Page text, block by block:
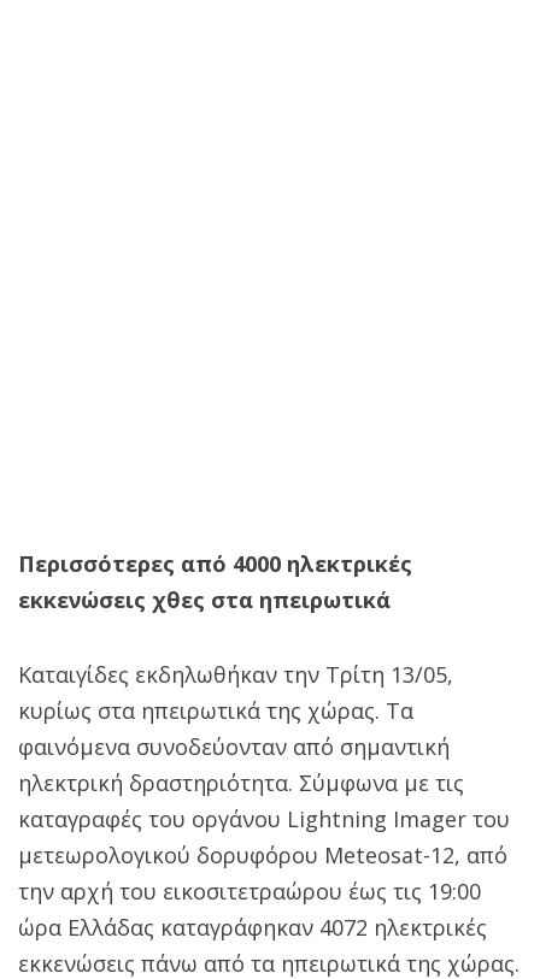
Περισσότερες από 4000 ηλεκτρικές
εκκενώσεις χθες στα ηπειρωτικά
Καταιγίδες εκδηλωθήκαν την Τρίτη 13/05,
κυρίως στα ηπειρωτικά της χώρας. Τα
φαινόμενα συνοδεύονταν από σημαντική
ηλεκτρική δραστηριότητα. Σύμφωνα με τις
καταγραφές του οργάνου Lightning Imager του
μετεωρολογικού δορυφόρου Meteosat-12, από
την αρχή του εικοσιτετραώρου έως τις 19:00
ώρα Ελλάδας καταγράφηκαν 4072 ηλεκτρικές
εκκενώσεις πάνω από τα ηπειρωτικά της χώρας.